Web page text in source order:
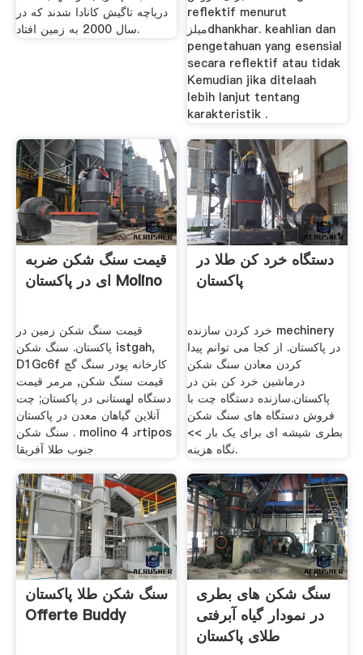
دریاچه تاگیش کانادا شدند که در
سال 2000 به زمین افتاد.
reflektif menurut
میلزdhankhar. keahlian dan
pengetahuan yang esensial
secara reflektif atau tidak
Kemudian jika ditelaah
lebih lanjut tentang
karakteristik .
قیمت سنگ شکن ضربه
ای در پاکستان Molino
قیمت سنگ شکن زمین در
پاکستان. سنگ شکن istgah,
D1Gc6f کارخانه پودر سنگ گچ
قیمت سنگ شکن, مرمر قیمت
دستگاه لهستانی در پاکستان; چت
آنلاین گیاهان معدن در پاکستان
سنگ شکن . molino د 4rtipos
جنوب طلا آفریقا
دستگاه خرد کن طلا در
پاکستان
خرد کردن سازنده mechinery
در پاکستان. از کجا می توانم پیدا
کردن معادن سنگ شکن
درماشین خرد کن بتن در
پاکستان.سازنده دستگاه چت با
فروش دستگاه های سنگ شکن
بطری شیشه ای برای یک بار >>
نگاه هزینه.
سنگ شکن طلا پاکستان
Offerte Buddy
سنگ شکن های بطری
در نمودار گیاه آبرفتی
طلای پاکستان